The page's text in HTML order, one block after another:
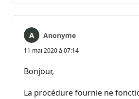
Anonyme
11 mai 2020 à 07:14
Bonjour,
La procédure fournie ne